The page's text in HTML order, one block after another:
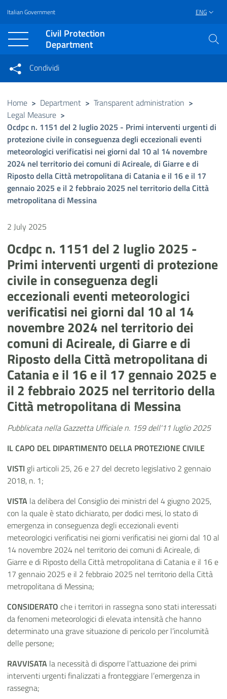
Vai al contenuto principale
Raggiungi il piè di pagina
Italian Government ENG
Civil Protection
Department
Condividi su Facebook
Condividi su Twitter
Condividi
Condividi sui social network
Home > Department > Transparent administration >
Legal Measure >
Ocdpc n. 1151 del 2 luglio 2025 - Primi interventi urgenti di
protezione civile in conseguenza degli eccezionali eventi
meteorologici verificatisi nei giorni dal 10 al 14 novembre
2024 nel territorio dei comuni di Acireale, di Giarre e di
Riposto della Città metropolitana di Catania e il 16 e il 17
gennaio 2025 e il 2 febbraio 2025 nel territorio della Città
metropolitana di Messina
2 July 2025
Ocdpc n. 1151 del 2 luglio 2025 -
Primi interventi urgenti di protezione
civile in conseguenza degli
eccezionali eventi meteorologici
verificatisi nei giorni dal 10 al 14
novembre 2024 nel territorio dei
comuni di Acireale, di Giarre e di
Riposto della Città metropolitana di
Catania e il 16 e il 17 gennaio 2025 e
il 2 febbraio 2025 nel territorio della
Città metropolitana di Messina
Pubblicata nella Gazzetta Ufficiale n. 159 dell'11 luglio 2025
IL CAPO DEL DIPARTIMENTO DELLA PROTEZIONE CIVILE
VISTI gli articoli 25, 26 e 27 del decreto legislativo 2 gennaio
2018, n. 1;
VISTA la delibera del Consiglio dei ministri del 4 giugno 2025,
con la quale è stato dichiarato, per dodici mesi, lo stato di
emergenza in conseguenza degli eccezionali eventi
meteorologici verificatisi nei giorni verificatisi nei giorni dal 10 al
14 novembre 2024 nel territorio dei comuni di Acireale, di
Giarre e di Riposto della Città metropolitana di Catania e il 16 e
17 gennaio 2025 e il 2 febbraio 2025 nel territorio della Città
metropolitana di Messina;
CONSIDERATO che i territori in rassegna sono stati interessati
da fenomeni meteorologici di elevata intensità che hanno
determinato una grave situazione di pericolo per l’incolumità
delle persone;
RAVVISATA la necessità di disporre l’attuazione dei primi
interventi urgenti finalizzati a fronteggiare l’emergenza in
rassegna;